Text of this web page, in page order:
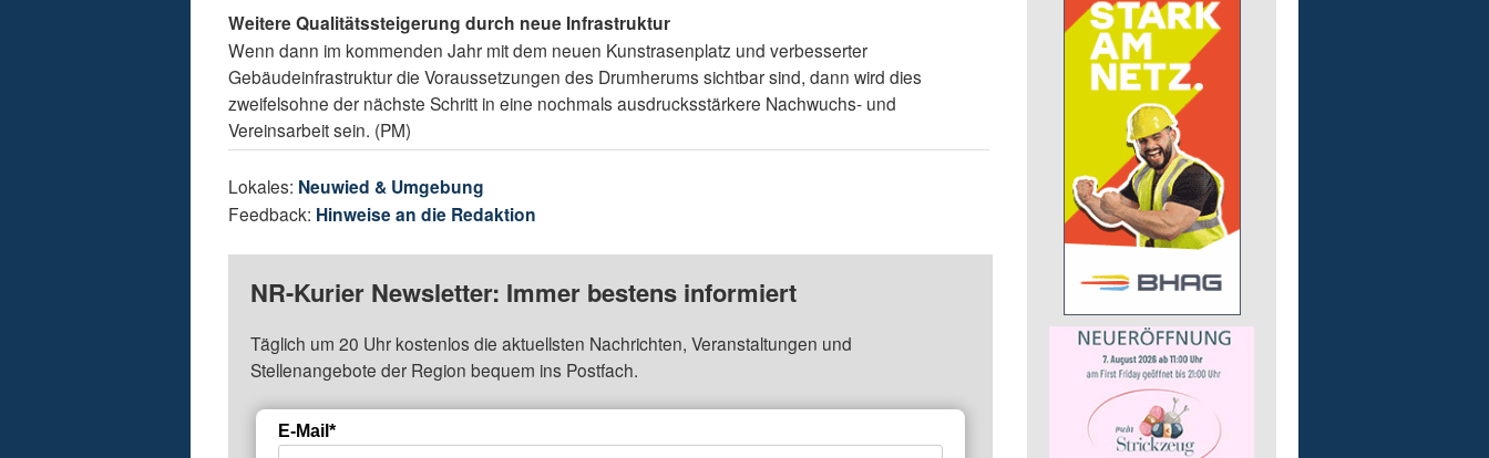
Weitere Qualitätssteigerung durch neue Infrastruktur
Wenn dann im kommenden Jahr mit dem neuen Kunstrasenplatz und verbesserter
Gebäudeinfrastruktur die Voraussetzungen des Drumherums sichtbar sind, dann wird dies
zweifelsohne der nächste Schritt in eine nochmals ausdrucksstärkere Nachwuchs- und
Vereinsarbeit sein. (PM)
Lokales: Neuwied & Umgebung
Feedback: Hinweise an die Redaktion
NR-Kurier Newsletter: Immer bestens informiert
Täglich um 20 Uhr kostenlos die aktuellsten Nachrichten, Veranstaltungen und
Stellenangebote der Region bequem ins Postfach.
E-Mail*